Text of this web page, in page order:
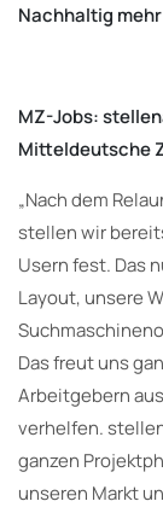
Nachhaltig
MZ-Jobs:
Mitteldeutsche
„Nach dem
stellen wir
Usern fest. Das
Layout, unsere
Das freut uns
Arbeitgebern
verhelfen.
ganzen
unseren Markt